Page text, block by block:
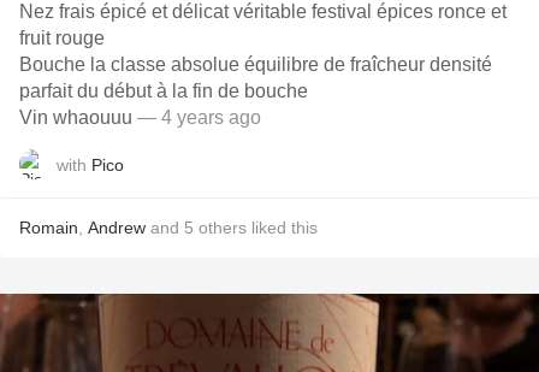
Nez frais épicé et délicat véritable festival épices ronce et
fruit rouge
Bouche la classe absolue équilibre de fraîcheur densité
parfait du début à la fin de bouche
Vin whaouuu — 4 years ago
with Pico
Romain Andrew and 5 others liked this